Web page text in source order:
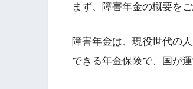
まず、障害年金の概要をご
障害年金は、現役世代の
できる年金保険で、国が運